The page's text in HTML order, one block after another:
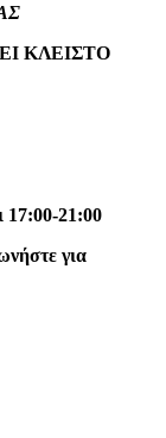
ΚΛΕΙΣΤΟ
17:00-21:00
για